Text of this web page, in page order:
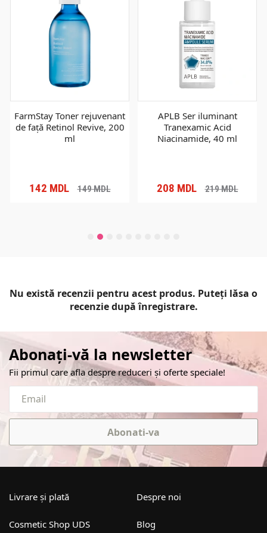
FarmStay Toner rejuvenant
de față Retinol Revive, 200
ml
142 MDL 149MDL
APLB Ser iluminant
Tranexamic Acid
Niacinamide, 40 ml
208 MDL 219MDL
Nu există recenzii pentru acest produs. Puteți lăsa o
recenzie după înregistrare.
Abonați-vă la newsletter
Fii primul care afla despre reduceri și oferte speciale!
Abonati-va
Livrare și plată
Cosmetic Shop UDS
Despre noi
Blog